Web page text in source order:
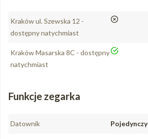
Kraków ul. Szewska 12 -
dostępny natychmiast
nie
Kraków Masarska 8C - dostępny
natychmiast
tak
Funkcje zegarka
Datownik Pojedynczy